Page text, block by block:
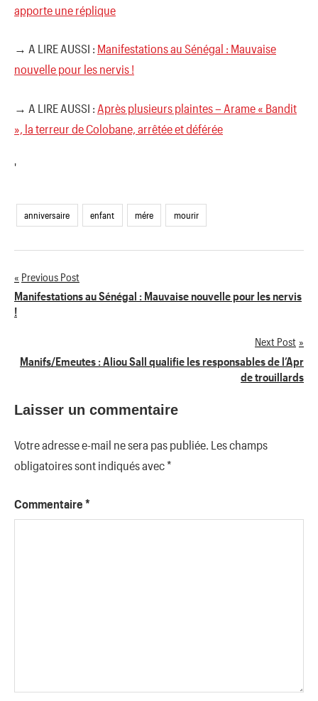
apporte une réplique
→ A LIRE AUSSI : Manifestations au Sénégal : Mauvaise
nouvelle pour les nervis !
→ A LIRE AUSSI : Après plusieurs plaintes – Arame « Bandit
», la terreur de Colobane, arrêtée et déférée
'
anniversaire enfant mére mourir
Navigation
de
Previous Post
Manifestations au Sénégal : Mauvaise nouvelle pour les nervis
!
Next Post
Manifs/Emeutes : Aliou Sall qualifie les responsables de l’Apr
de trouillards
Laisser un commentaire
Votre adresse e-mail ne sera pas publiée. Les champs
obligatoires sont indiqués avec*
Commentaire *